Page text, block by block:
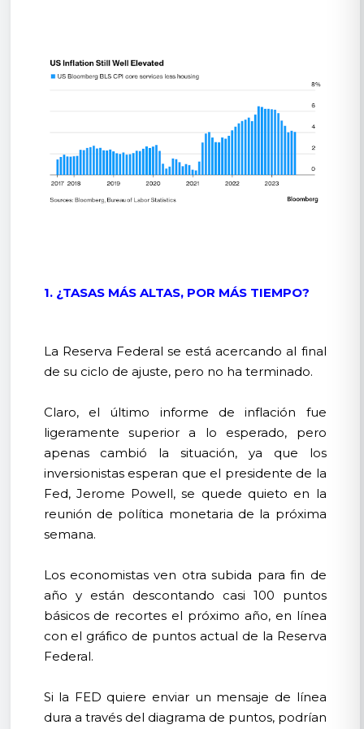
1. ¿TASAS MÁS ALTAS, POR MÁS TIEMPO?
La Reserva Federal se está acercando al final
de su ciclo de ajuste, pero no ha terminado.
Claro, el último informe de inflación fue
ligeramente superior a lo esperado, pero
apenas cambió la situación, ya que los
inversionistas esperan que el presidente de la
Fed, Jerome Powell, se quede quieto en la
reunión de política monetaria de la próxima
semana.
Los economistas ven otra subida para fin de
año y están descontando casi 100 puntos
básicos de recortes el próximo año, en línea
con el gráfico de puntos actual de la Reserva
Federal.
Si la FED quiere enviar un mensaje de línea
dura a través del diagrama de puntos, podrían